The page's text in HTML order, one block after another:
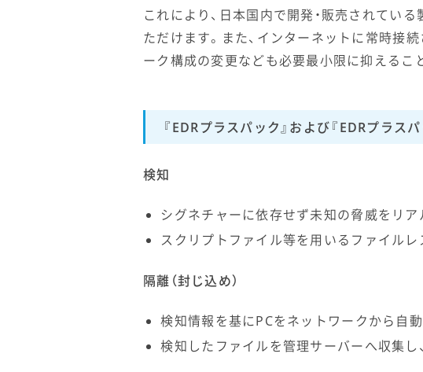
これにより、日本国内で開発・販売されてい
ただけます。また、インターネットに常時接
ーク構成の変更なども必要最小限に抑えるこ
『EDRプラスパック』および『EDRプラス
検知
シグネチャーに依存せず未知の脅威をリア
スクリプトファイル等を用いるファイル
隔離（封じ込め）
検知情報を基にPCをネットワークから自
検知したファイルを管理サーバーへ収集し